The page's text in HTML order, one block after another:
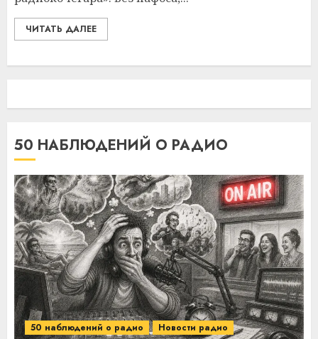
ЧИТАТЬ ДАЛЕЕ
50 НАБЛЮДЕНИЙ О РАДИО
50 наблюдений о радио Новости радио